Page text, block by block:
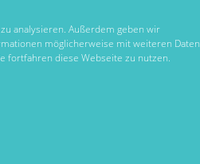
analysieren. Außerdem geben wir
möglicherweise mit weiteren Daten
fortfahren diese Webseite zu nutzen.